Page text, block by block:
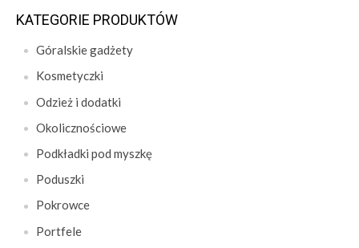
KATEGORIE PRODUKTÓW
Góralskie gadżety
Kosmetyczki
Odzież i dodatki
Okolicznościowe
Podkładki pod myszkę
Poduszki
Pokrowce
Portfele